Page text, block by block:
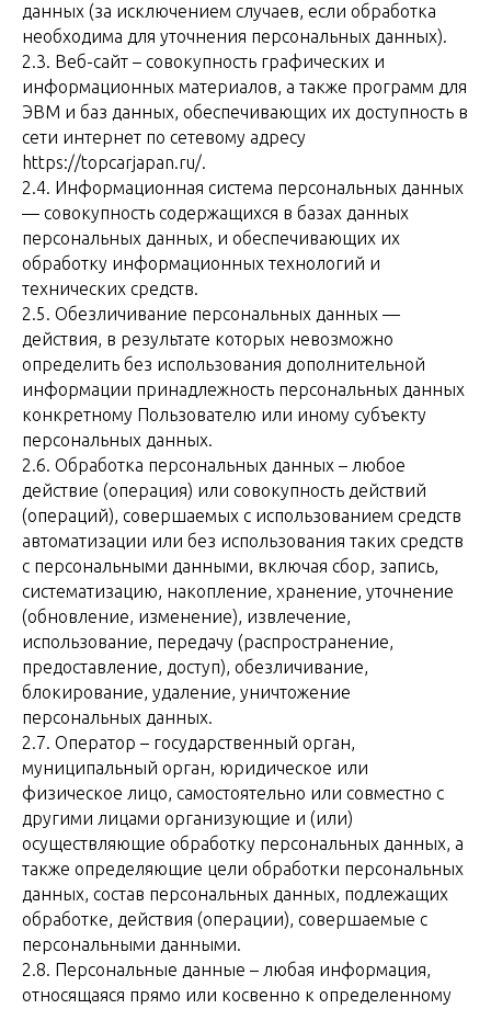
данных (за исключением случаев, если обработка
необходима для уточнения персональных данных).
2.3. Веб-сайт – совокупность графических и
информационных материалов, а также программ для
ЭВМ и баз данных, обеспечивающих их доступность в
сети интернет по сетевому адресу
https://topcarjapan.ru/.
2.4. Информационная система персональных данных
— совокупность содержащихся в базах данных
персональных данных, и обеспечивающих их
обработку информационных технологий и
технических средств.
2.5. Обезличивание персональных данных —
действия, в результате которых невозможно
определить без использования дополнительной
информации принадлежность персональных данных
конкретному Пользователю или иному субъекту
персональных данных.
2.6. Обработка персональных данных – любое
действие (операция) или совокупность действий
(операций), совершаемых с использованием средств
автоматизации или без использования таких средств
с персональными данными, включая сбор, запись,
систематизацию, накопление, хранение, уточнение
(обновление, изменение), извлечение,
использование, передачу (распространение,
предоставление, доступ), обезличивание,
блокирование, удаление, уничтожение
персональных данных.
2.7. Оператор – государственный орган,
муниципальный орган, юридическое или
физическое лицо, самостоятельно или совместно с
другими лицами организующие и (или)
осуществляющие обработку персональных данных, а
также определяющие цели обработки персональных
данных, состав персональных данных, подлежащих
обработке, действия (операции), совершаемые с
персональными данными.
2.8. Персональные данные – любая информация,
относящаяся прямо или косвенно к определенному